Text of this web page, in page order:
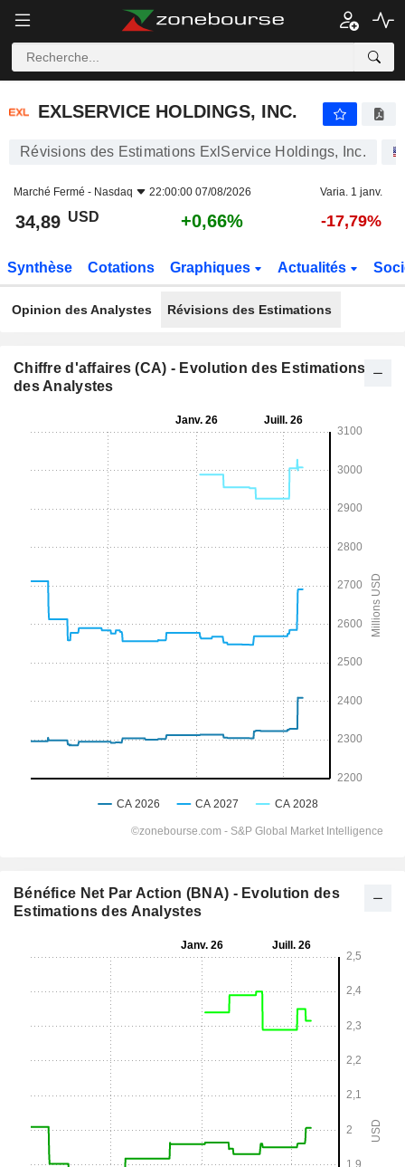
EXLSERVICE HOLDINGS, INC.
EXLSERVICE HOLDINGS, INC.
Révisions des Estimations ExlService Holdings, Inc.
Marché Fermé - Nasdaq 22:00:00 07/08/2026 Varia. 1 janv.
34,89 USD +0,66% -17,79%
Synthèse Cotations Graphiques Actualités
Opinion des Analystes Révisions des Estimations
Chiffre d'affaires (CA) - Evolution des Estimations
des Analystes
Bénéfice Net Par Action (BNA) - Evolution des
Estimations des Analystes